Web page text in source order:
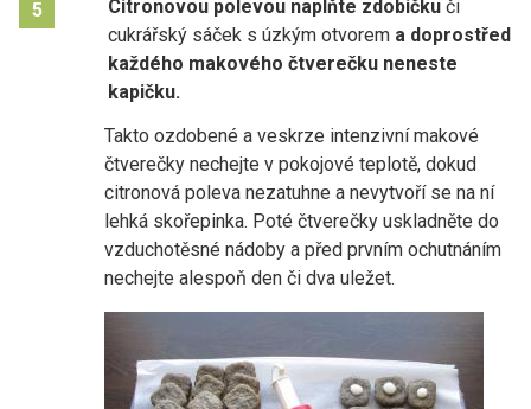
5 Citronovou polevou naplňte zdobičku či
cukrářský sáček s úzkým otvorem a doprostřed
každého makového čtverečku neneste
kapičku.
Takto ozdobené a veskrze intenzivní makové
čtverečky nechejte v pokojové teplotě, dokud
citronová poleva nezatuhne a nevytvoří se na ní
lehká skořepinka. Poté čtverečky uskladněte do
vzduchotěsné nádoby a před prvním ochutnáním
nechejte alespoň den či dva uležet.